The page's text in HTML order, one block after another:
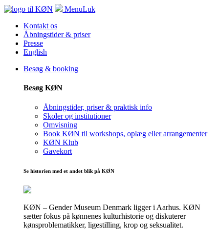
MenuLuk
Kontakt os
Åbningstider & priser
Presse
English
Besøg & booking
Besøg KØN
Åbningstider, priser & praktisk info
Skoler og institutioner
Omvisning
Book KØN til workshops, oplæg eller arrangementer
KØN Klub
Gavekort
Se historien med et andet blik på KØN
KØN – Gender Museum Denmark ligger i Aarhus. KØN
sætter fokus på kønnenes kulturhistorie og diskuterer
kønsproblematikker, ligestilling, krop og seksualitet.